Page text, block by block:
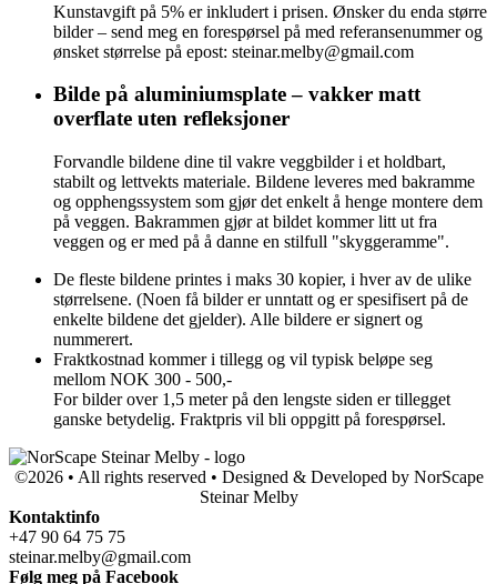
Kunstavgift på 5% er inkludert i prisen. Ønsker du enda større
bilder – send meg en forespørsel på med referansenummer og
ønsket størrelse på epost: steinar.melby@gmail.com
Bilde på aluminiumsplate – vakker matt
overflate uten refleksjoner
Forvandle bildene dine til vakre veggbilder i et holdbart,
stabilt og lettvekts materiale. Bildene leveres med bakramme
og opphengssystem som gjør det enkelt å henge montere dem
på veggen. Bakrammen gjør at bildet kommer litt ut fra
veggen og er med på å danne en stilfull "skyggeramme".
De fleste bildene printes i maks 30 kopier, i hver av de ulike
størrelsene. (Noen få bilder er unntatt og er spesifisert på de
enkelte bildene det gjelder). Alle bildere er signert og
nummerert.
Fraktkostnad kommer i tillegg og vil typisk beløpe seg
mellom NOK 300 - 500,-
For bilder over 1,5 meter på den lengste siden er tillegget
ganske betydelig. Fraktpris vil bli oppgitt på forespørsel.
©2026 • All rights reserved • Designed & Developed by NorScape
Steinar Melby
Kontaktinfo
+47 90 64 75 75
steinar.melby@gmail.com
Følg meg på Facebook